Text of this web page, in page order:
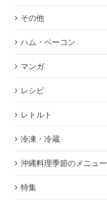
その他
ハム・ベーコン
マンガ
レシピ
レトルト
冷凍・冷蔵
沖縄料理季節のメニュー
特集